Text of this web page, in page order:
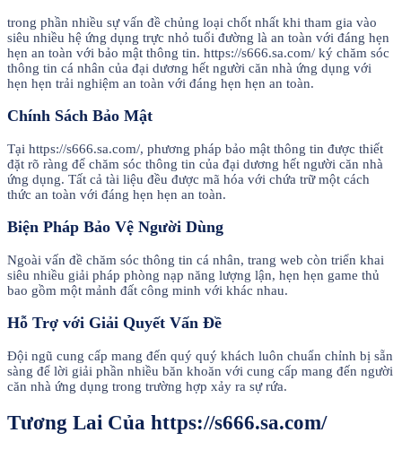
trong phần nhiều sự vấn đề chủng loại chốt nhất khi tham gia vào
siêu nhiều hệ ứng dụng trực nhỏ tuổi đường là an toàn với đáng hẹn
hẹn an toàn với bảo mật thông tin. https://s666.sa.com/ ký chăm sóc
thông tin cá nhân của đại dương hết người căn nhà ứng dụng với
hẹn hẹn trải nghiệm an toàn với đáng hẹn hẹn an toàn.
Chính Sách Bảo Mật
Tại https://s666.sa.com/, phương pháp bảo mật thông tin được thiết
đặt rõ ràng để chăm sóc thông tin của đại dương hết người căn nhà
ứng dụng. Tất cả tài liệu đều được mã hóa với chứa trữ một cách
thức an toàn với đáng hẹn hẹn an toàn.
Biện Pháp Bảo Vệ Người Dùng
Ngoài vấn đề chăm sóc thông tin cá nhân, trang web còn triển khai
siêu nhiều giải pháp phòng nạp năng lượng lận, hẹn hẹn game thủ
bao gồm một mảnh đất công minh với khác nhau.
Hỗ Trợ với Giải Quyết Vấn Đề
Đội ngũ cung cấp mang đến quý quý khách luôn chuẩn chỉnh bị sẵn
sàng để lời giải phần nhiều băn khoăn với cung cấp mang đến người
căn nhà ứng dụng trong trường hợp xảy ra sự rứa.
Tương Lai Của https://s666.sa.com/